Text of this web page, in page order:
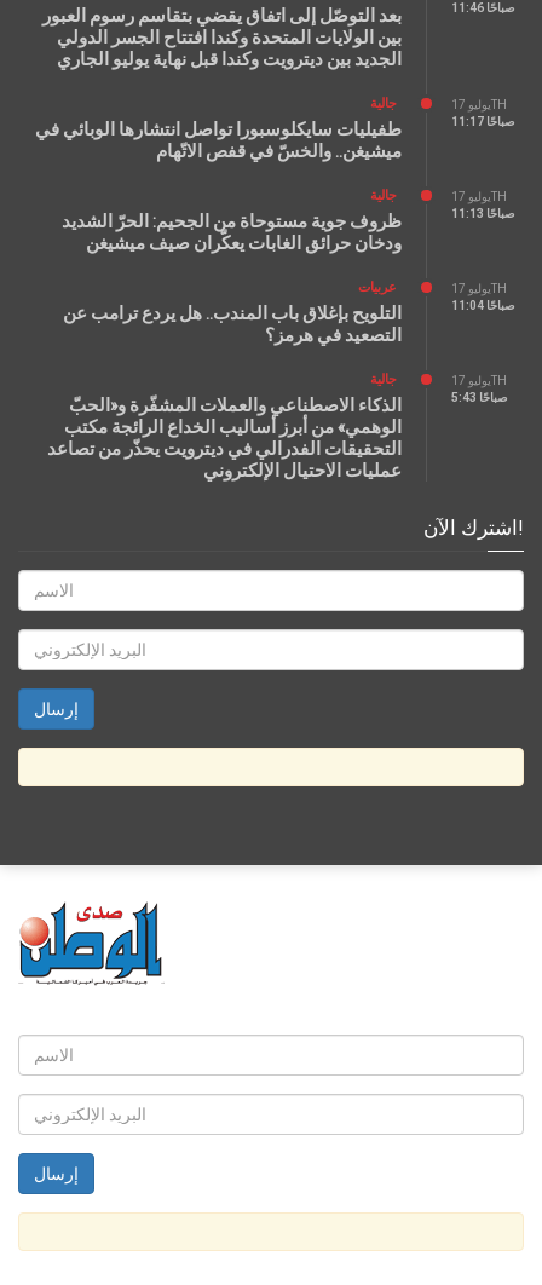
11:46 صباحًا
بعد التوصّل إلى اتفاق يقضي بتقاسم رسوم العبور
بين الولايات المتحدة وكندا افتتاح الجسر الدولي
الجديد بين ديترويت وكندا قبل نهاية يوليو الجاري
يوليو 17TH
11:17 صباحًا
جالية
طفيليات سايكلوسبورا تواصل انتشارها الوبائي في
ميشيغن.. والخسّ في قفص الاتّهام
يوليو 17TH
11:13 صباحًا
جالية
ظروف جوية مستوحاة من الجحيم: الحرّ الشديد
ودخان حرائق الغابات يعكّران صيف ميشيغن
يوليو 17TH
11:04 صباحًا
عربيات
التلويح بإغلاق باب المندب.. هل يردع ترامب عن
التصعيد في هرمز؟
يوليو 17TH
5:43 صباحًا
جالية
الذكاء الاصطناعي والعملات المشفّرة و«الحبّ
الوهمي» من أبرز أساليب الخداع الرائجة مكتب
التحقيقات الفدرالي في ديترويت يحذّر من تصاعد
عمليات الاحتيال الإلكتروني
اشترك الآن!